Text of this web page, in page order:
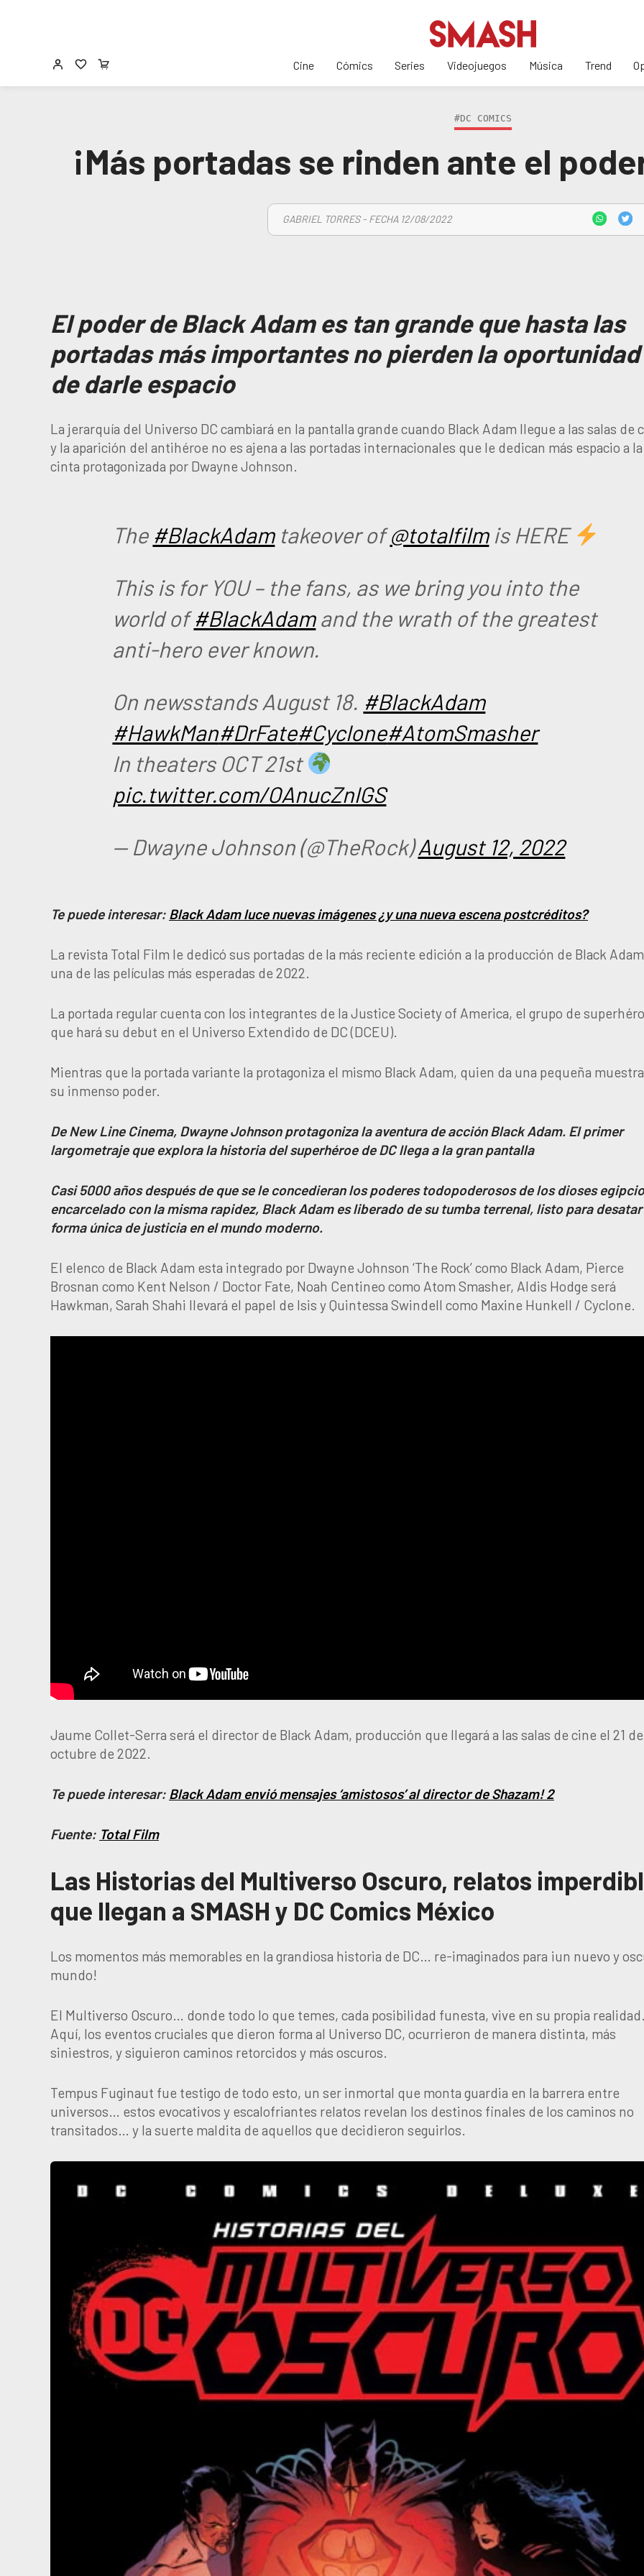
Cine Cómics Series Videojuegos Música Trend
#DC COMICS
¡Más portadas se rinden ante el
GABRIEL TORRES - FECHA 12/08/2022
El poder de Black Adam es tan grande que hasta las
portadas más importantes no pierden la oportunidad
de darle espacio
La jerarquía del Universo DC cambiará en la pantalla grande cuando Black Adam llegue a las salas de
y la aparición del antihéroe no es ajena a las portadas internacionales que le dedican más espacio a la
cinta protagonizada por Dwayne Johnson.
The #BlackAdamtakeover of@totalfilmis HERE
This is for YOU – the fans, as we bring you into the
world of#BlackAdamand the wrath of the greatest
anti-hero ever known.
On newsstands August 18. #BlackAdam
#HawkMan#DrFate#Cyclone#AtomSmasher
In theaters OCT 21st
pic.twitter.com/OAnucZnlGS
— Dwayne Johnson (@TheRock)August 12, 2022
Te puede interesar: Black Adam luce nuevas imágenes ¿y una nueva escena postcréditos?
La revista Total Film le dedicó sus portadas de la más reciente edición a la producción de Black
una de las películas más esperadas de 2022.
La portada regular cuenta con los integrantes de la Justice Society of America, el grupo de
que hará su debut en el Universo Extendido de DC (DCEU).
Mientras que la portada variante la protagoniza el mismo Black Adam, quien da una pequeña
su inmenso poder.
De New Line Cinema, Dwayne Johnson protagoniza la aventura de acción Black Adam. El primer
largometraje que explora la historia del superhéroe de DC llega a la gran pantalla
Casi 5000 años después de que se le concedieran los poderes todopoderosos de los dioses
encarcelado con la misma rapidez, Black Adam es liberado de su tumba terrenal, listo para desatar
forma única de justicia en el mundo moderno.
El elenco de Black Adam esta integrado por Dwayne Johnson ‘The Rock’ como Black Adam, Pierce
Brosnan como Kent Nelson / Doctor Fate, Noah Centineo como Atom Smasher, Aldis Hodge será
Hawkman, Sarah Shahi llevará el papel de Isis y Quintessa Swindell como Maxine Hunkell / Cyclone.
Jaume Collet-Serra será el director de Black Adam, producción que llegará a las salas de cine el 21 de
octubre de 2022.
Te puede interesar: Black Adam envió mensajes ‘amistosos’ al director de Shazam! 2
Fuente: Total Film
Las Historias del Multiverso Oscuro, relatos
que llegan a SMASH y DC Comics México
Los momentos más memorables en la grandiosa historia de DC… re-imaginados para ¡un nuevo y
mundo!
El Multiverso Oscuro… donde todo lo que temes, cada posibilidad funesta, vive en su propia
Aquí, los eventos cruciales que dieron forma al Universo DC, ocurrieron de manera distinta, más
siniestros, y siguieron caminos retorcidos y más oscuros.
Tempus Fuginaut fue testigo de todo esto, un ser inmortal que monta guardia en la barrera entre
universos… estos evocativos y escalofriantes relatos revelan los destinos finales de los caminos no
transitados… y la suerte maldita de aquellos que decidieron seguirlos.